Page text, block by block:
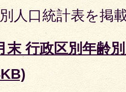
人口統計表を掲
末 行政区別年齢